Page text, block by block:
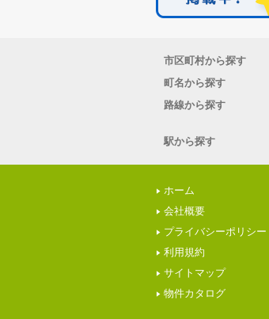
市区町村から探す
町名から探す
路線から探す
駅から探す
ホーム
会社概要
プライバシーポリシー
利用規約
サイトマップ
物件カタログ